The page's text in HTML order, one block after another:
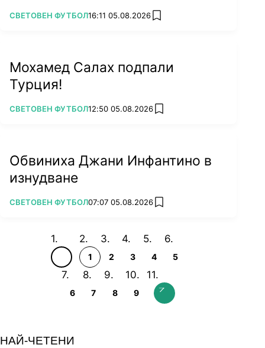
ПОВЕЧЕ ОТ
СВЕТОВЕН ФУТБОЛ16:11 05.08.2026 add favorites
Мохамед Салах подпали
Турция!
ПОВЕЧЕ ОТ
СВЕТОВЕН ФУТБОЛ12:50 05.08.2026 add favorites
Обвиниха Джани Инфантино в
изнудване
ПОВЕЧЕ ОТ
СВЕТОВЕН ФУТБОЛ07:07 05.08.2026 add favorites
1 2 3 4 5
6 7 8 9
НАЙ-ЧЕТЕНИ